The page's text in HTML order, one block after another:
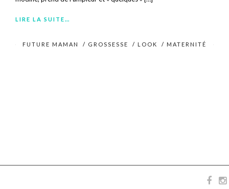
LIRE LA SUITE…
FUTURE MAMAN / GROSSESSE / LOOK / MATERNITÉ